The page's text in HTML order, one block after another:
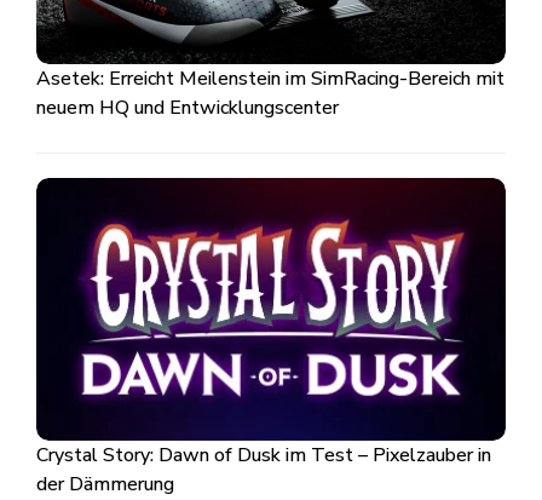
Asetek: Erreicht Meilenstein im SimRacing-Bereich mit
neuem HQ und Entwicklungscenter
Crystal Story: Dawn of Dusk im Test – Pixelzauber in
der Dämmerung